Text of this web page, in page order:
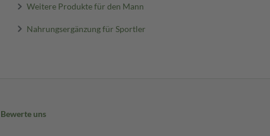
Weitere Produkte für den Mann
Nahrungsergänzung für Sportler
Bewerte uns